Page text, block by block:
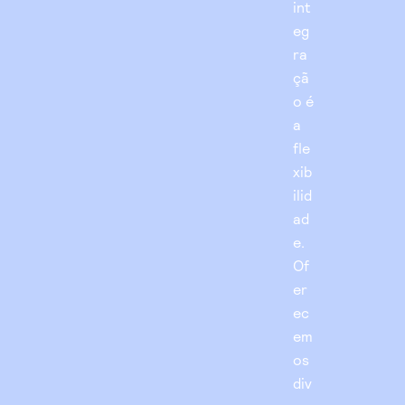
int
eg
ra
çã
o é
a
fle
xib
ilid
ad
e.
Of
er
ec
em
os
div